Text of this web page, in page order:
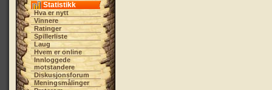
Statistikk
Hva er nytt
Vinnere
Ratinger
Spillerliste
Laug
Hvem er online
Innloggede
motstandere
Diskusjonsforum
Meningsmålinger